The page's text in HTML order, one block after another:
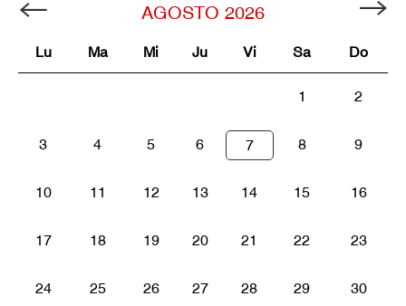
AGOSTO 2026
Lu Ma Mi Ju Vi Sa Do
1 2
3 4 5 6 7 8 9
10 11 12 13 14 15 16
17 18 19 20 21 22 23
24 25 26 27 28 29 30